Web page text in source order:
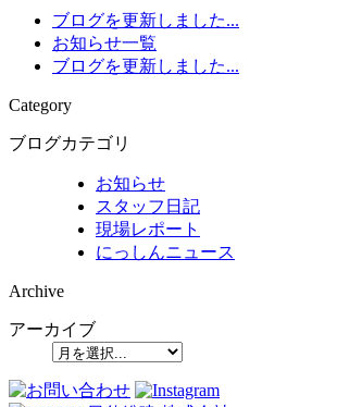
ブログを更新しました...
お知らせ一覧
ブログを更新しました...
Category
ブログカテゴリ
お知らせ
スタッフ日記
現場レポート
にっしんニュース
Archive
アーカイブ